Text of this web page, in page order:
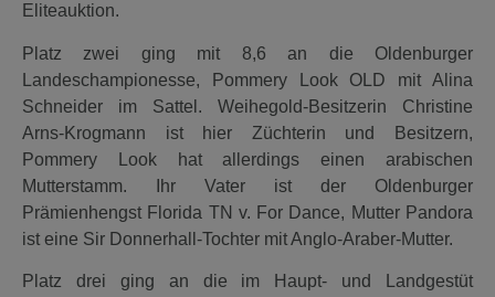
Eliteauktion.
Platz zwei ging mit 8,6 an die Oldenburger
Landeschampionesse, Pommery Look OLD mit Alina
Schneider im Sattel. Weihegold-Besitzerin Christine
Arns-Krogmann ist hier Züchterin und Besitzern,
Pommery Look hat allerdings einen arabischen
Mutterstamm. Ihr Vater ist der Oldenburger
Prämienhengst Florida TN v. For Dance, Mutter Pandora
ist eine Sir Donnerhall-Tochter mit Anglo-Araber-Mutter.
Platz drei ging an die im Haupt- und Landgestüt